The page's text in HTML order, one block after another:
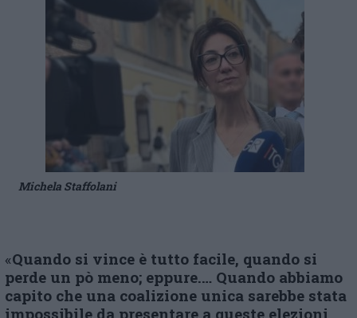
Michela Staffolani
«Quando si vince è tutto facile, quando si
perde un pò meno; eppure.… Quando abbiamo
capito che una coalizione unica sarebbe stata
impossibile da presentare a queste elezioni